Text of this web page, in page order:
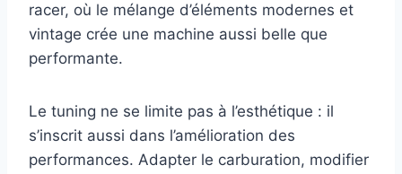
racer, où le mélange d’éléments modernes et
vintage crée une machine aussi belle que
performante.
Le tuning ne se limite pas à l’esthétique : il
s’inscrit aussi dans l’amélioration des
performances. Adapter le carburation, modifier